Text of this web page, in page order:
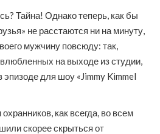
Тайна! Однако теперь, как бы
не расстаются ни на минуту,
мужчину повсюду: так,
на выходе из студии,
эпизоде для шоу «Jimmy Kimmel
как всегда, во всем
скорее скрыться от